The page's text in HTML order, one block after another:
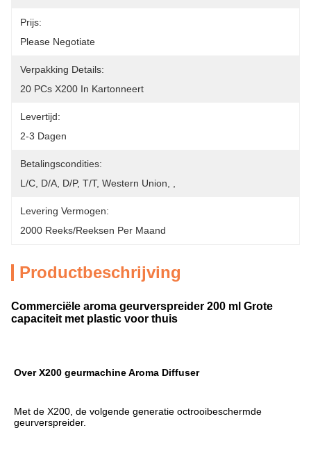
Prijs:
Please Negotiate
Verpakking Details:
20 PCs X200 In Kartonneert
Levertijd:
2-3 Dagen
Betalingscondities:
L/C, D/A, D/P, T/T, Western Union, ,
Levering Vermogen:
2000 Reeks/Reeksen Per Maand
Productbeschrijving
Commerciële aroma geurverspreider 200 ml Grote
capaciteit met plastic voor thuis
Over X200 geurmachine Aroma Diffuser
Met de X200, de volgende generatie octrooibeschermde
geurverspreider.